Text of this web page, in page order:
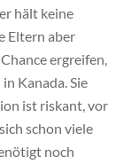
hält keine
Eltern aber
ergreifen,
Kanada. Sie
ist riskant, vor
schon viele
noch